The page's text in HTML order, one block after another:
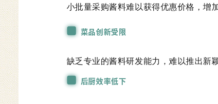
小批量采购酱料难以获得优惠价格，增
菜品创新受限
缺乏专业的酱料研发能力，难以推出新
后厨效率低下